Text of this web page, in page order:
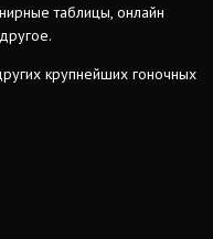
таблицы, онлайн
крупнейших гоночных